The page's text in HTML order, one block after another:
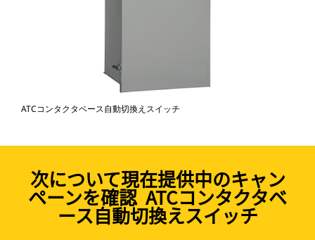
ATCコンタクタベース自動切換えスイッチ
次について現在提供中のキャン
ペーンを確認 ATCコンタクタベ
ース自動切換えスイッチ